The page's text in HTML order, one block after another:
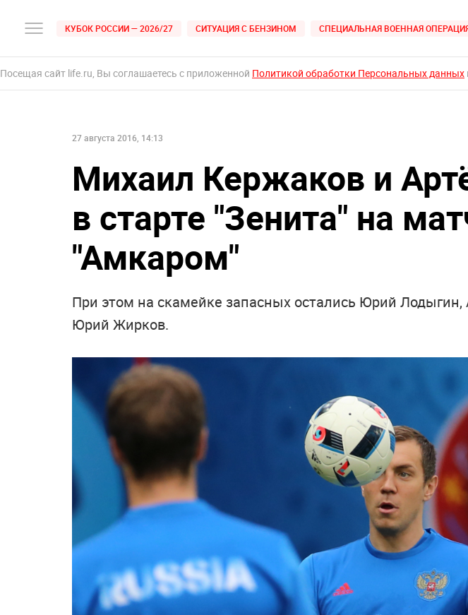
КУБОК РОССИИ — 2026/27 СИТУАЦИЯ С БЕНЗИНОМ СПЕЦИАЛЬНАЯ ВОЕННАЯ
Посещая сайт life.ru, Вы соглашаетесь с приложенной Политикой обработки Персональных данных
27 августа 2016, 14:13
Михаил Кержаков и
в старте "Зенита" на
"Амкаром"
При этом на скамейке запасных остались Юрий
Юрий Жирков.